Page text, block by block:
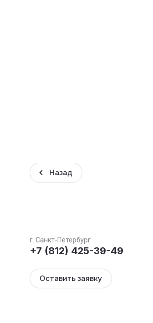
Назад
г. Санкт-Петербург
+7 (812) 425-39-49
Оставить заявку